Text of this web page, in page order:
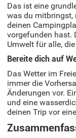
Das ist eine
was du mitbringst,
deinen
vorgefunden hast.
Umwelt für alle,
Bereite dich auf
Das Wetter im
immer die
Änderungen vor.
und eine
deinen Trip vor